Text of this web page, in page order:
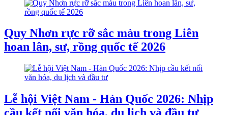
Quy Nhơn rực rỡ sắc màu trong Liên
hoan lân, sư, rồng quốc tế 2026
Lễ hội Việt Nam - Hàn Quốc 2026: Nhịp